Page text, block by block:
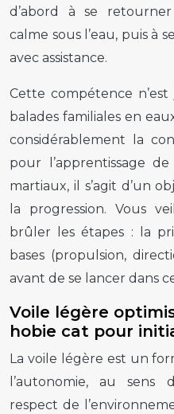
d’abord à se
calme sous l’eau, puis à
avec assistance.
Cette compétence
balades familiales en
considérablement la
pour l’apprentissage
martiaux, il s’agit d’un
la progression. Vous
brûler les étapes : la
bases (propulsion,
avant de se lancer dans
Voile légère
hobie cat pour
La voile légère est un
l’autonomie, au sens
respect de